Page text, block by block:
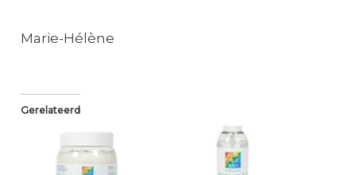
Marie-Hélène
Gerelateerd